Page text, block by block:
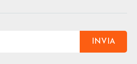
INVIA